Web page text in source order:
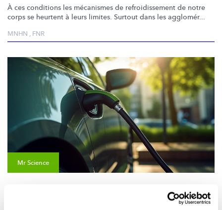
À ces conditions les mécanismes de refroidissement de notre
corps se heurtent à leurs limites. Surtout dans les agglomér...
MNHN , FNR
Mr Science
Ass den Elektroauto méi ëmweltfrëndlech?